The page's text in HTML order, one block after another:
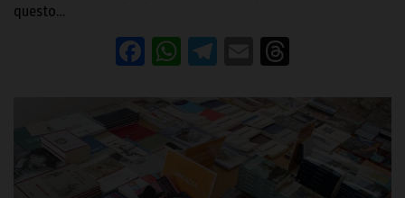
questo…
Facebook
WhatsApp
Telegram
Email